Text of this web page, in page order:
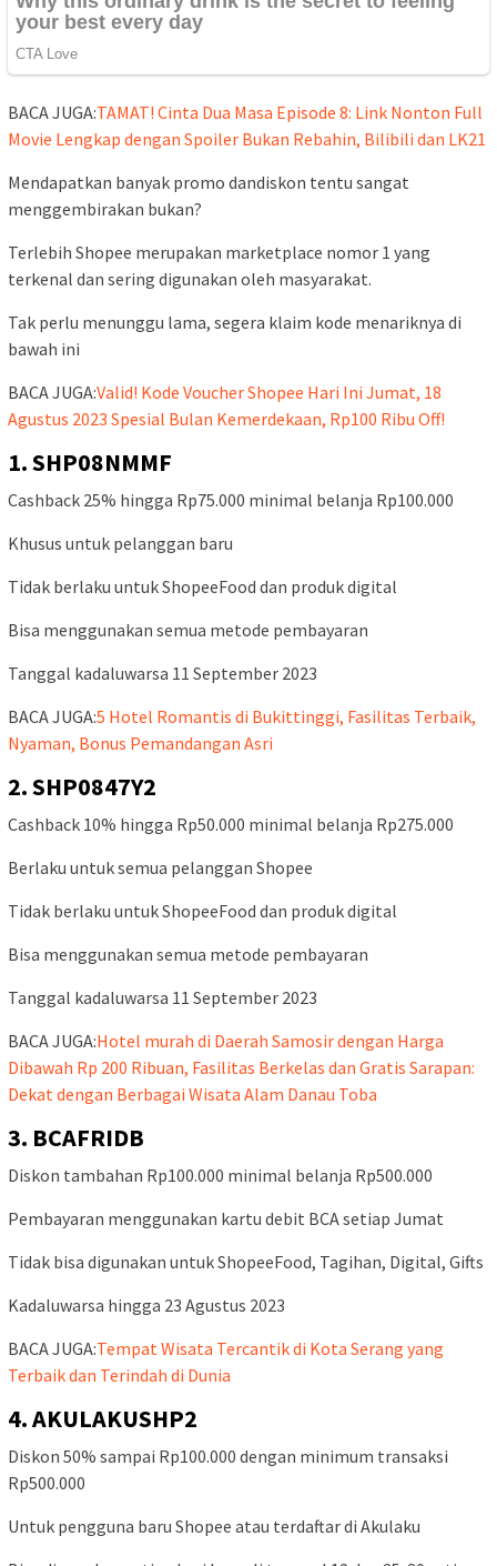
BACA JUGA:TAMAT! Cinta Dua Masa Episode 8: Link Nonton Full
Movie Lengkap dengan Spoiler Bukan Rebahin, Bilibili dan LK21
Mendapatkan banyak promo dandiskon tentu sangat
menggembirakan bukan?
Terlebih Shopee merupakan marketplace nomor 1 yang
terkenal dan sering digunakan oleh masyarakat.
Tak perlu menunggu lama, segera klaim kode menariknya di
bawah ini
BACA JUGA:Valid! Kode Voucher Shopee Hari Ini Jumat, 18
Agustus 2023 Spesial Bulan Kemerdekaan, Rp100 Ribu Off!
1. SHP08NMMF
Cashback 25% hingga Rp75.000 minimal belanja Rp100.000
Khusus untuk pelanggan baru
Tidak berlaku untuk ShopeeFood dan produk digital
Bisa menggunakan semua metode pembayaran
Tanggal kadaluwarsa 11 September 2023
BACA JUGA:5 Hotel Romantis di Bukittinggi, Fasilitas Terbaik,
Nyaman, Bonus Pemandangan Asri
2. SHP0847Y2
Cashback 10% hingga Rp50.000 minimal belanja Rp275.000
Berlaku untuk semua pelanggan Shopee
Tidak berlaku untuk ShopeeFood dan produk digital
Bisa menggunakan semua metode pembayaran
Tanggal kadaluwarsa 11 September 2023
BACA JUGA:Hotel murah di Daerah Samosir dengan Harga
Dibawah Rp 200 Ribuan, Fasilitas Berkelas dan Gratis Sarapan:
Dekat dengan Berbagai Wisata Alam Danau Toba
3. BCAFRIDB
Diskon tambahan Rp100.000 minimal belanja Rp500.000
Pembayaran menggunakan kartu debit BCA setiap Jumat
Tidak bisa digunakan untuk ShopeeFood, Tagihan, Digital, Gifts
Kadaluwarsa hingga 23 Agustus 2023
BACA JUGA:Tempat Wisata Tercantik di Kota Serang yang
Terbaik dan Terindah di Dunia
4. AKULAKUSHP2
Diskon 50% sampai Rp100.000 dengan minimum transaksi
Rp500.000
Untuk pengguna baru Shopee atau terdaftar di Akulaku